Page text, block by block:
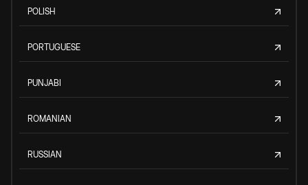
POLISH
PORTUGUESE
PUNJABI
ROMANIAN
RUSSIAN